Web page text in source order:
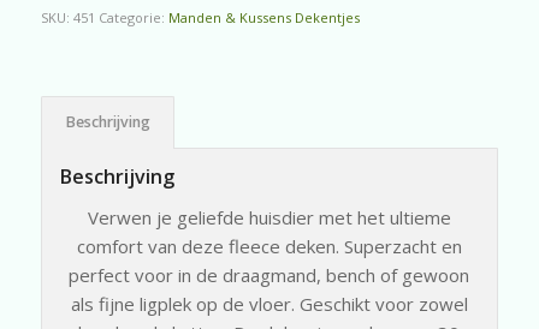
SKU: 451 Categorie: Manden & Kussens Dekentjes
Beschrijving
Beschrijving
Verwen je geliefde huisdier met het ultieme
comfort van deze fleece deken. Superzacht en
perfect voor in de draagmand, bench of gewoon
als fijne ligplek op de vloer. Geschikt voor zowel